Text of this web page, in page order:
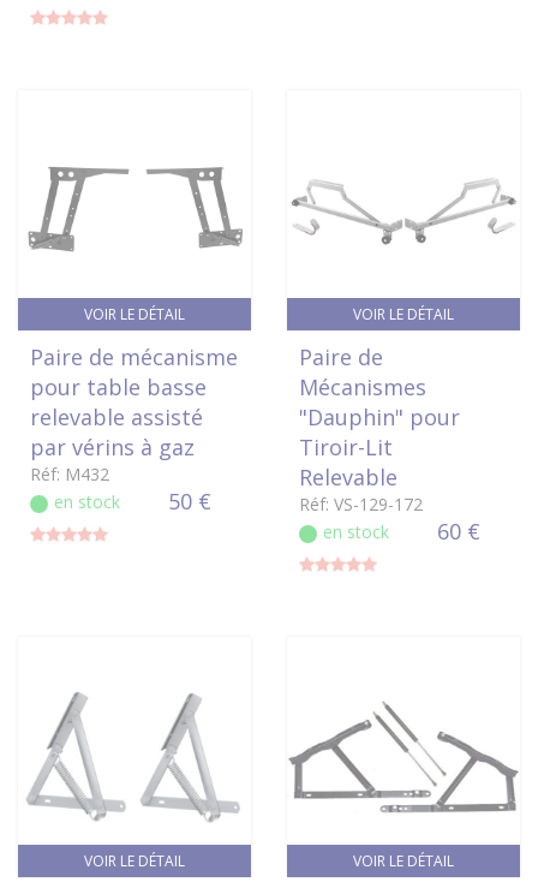
VOIR LE DÉTAIL
Paire de mécanisme
pour table basse
relevable assisté
par vérins à gaz
Réf: M432
en stock
50 €
VOIR LE DÉTAIL
Paire de
Mécanismes
"Dauphin" pour
Tiroir-Lit
Relevable
Réf: VS-129-172
en stock
60 €
VOIR LE DÉTAIL VOIR LE DÉTAIL